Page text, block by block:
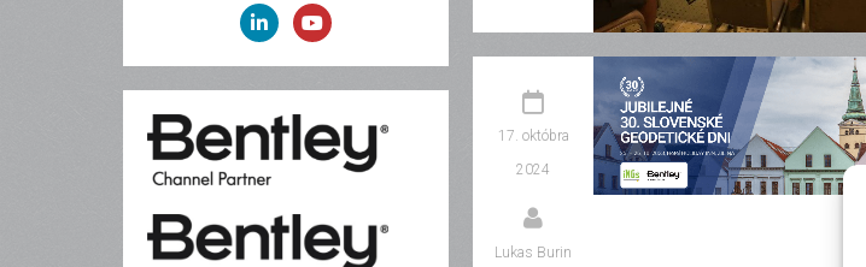
17. októbra
2024
Lukas Burin